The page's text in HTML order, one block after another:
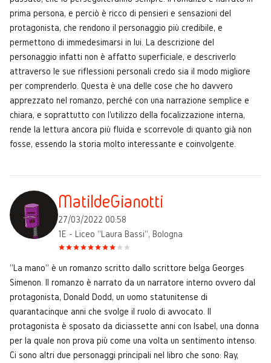
prima persona, e perciò è ricco di pensieri e sensazioni del
protagonista, che rendono il personaggio più credibile, e
permettono di immedesimarsi in lui. La descrizione del
personaggio infatti non è affatto superficiale, e descriverlo
attraverso le sue riflessioni personali credo sia il modo migliore
per comprenderlo. Questa è una delle cose che ho davvero
apprezzato nel romanzo, perché con una narrazione semplice e
chiara, e soprattutto con l'utilizzo della focalizzazione interna,
rende la lettura ancora più fluida e scorrevole di quanto già non
fosse, essendo la storia molto interessante e coinvolgente.
MatildeGianotti
27/03/2022 00:58
1E - Liceo "Laura Bassi", Bologna
"La mano" è un romanzo scritto dallo scrittore belga Georges
Simenon. Il romanzo è narrato da un narratore interno ovvero dal
protagonista, Donald Dodd, un uomo statunitense di
quarantacinque anni che svolge il ruolo di avvocato. Il
protagonista è sposato da diciassette anni con Isabel, una donna
per la quale non prova più come una volta un sentimento intenso.
Ci sono altri due personaggi principali nel libro che sono: Ray,